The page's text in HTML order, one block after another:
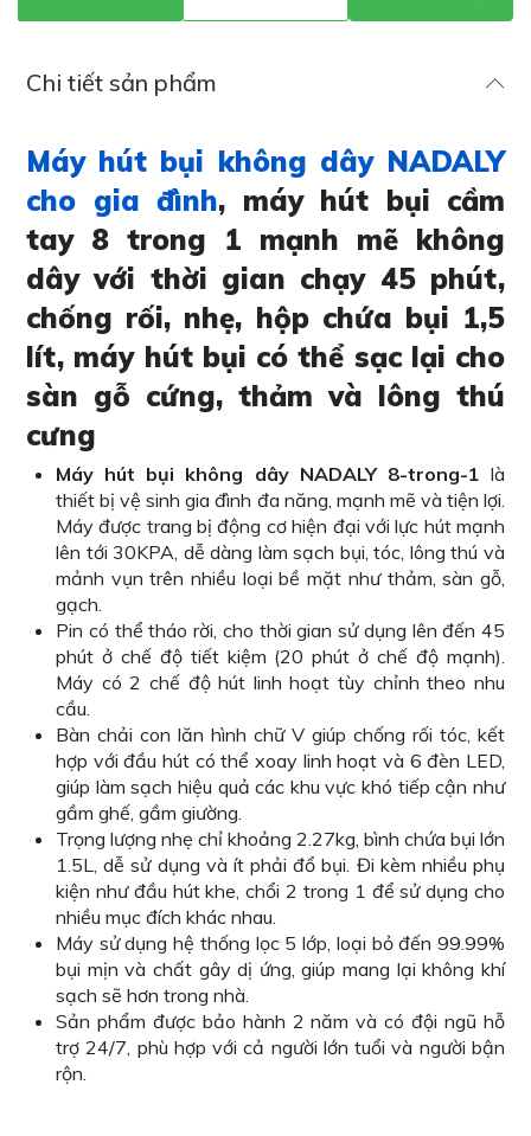
Chi tiết sản phẩm
Máy hút bụi không dây NADALY
cho gia đình, máy hút bụi cầm
tay 8 trong 1 mạnh mẽ không
dây với thời gian chạy 45 phút,
chống rối, nhẹ, hộp chứa bụi 1,5
lít, máy hút bụi có thể sạc lại cho
sàn gỗ cứng, thảm và lông thú
cưng
Máy hút bụi không dây NADALY 8-trong-1 là
thiết bị vệ sinh gia đình đa năng, mạnh mẽ và tiện lợi.
Máy được trang bị động cơ hiện đại với lực hút mạnh
lên tới 30KPA, dễ dàng làm sạch bụi, tóc, lông thú và
mảnh vụn trên nhiều loại bề mặt như thảm, sàn gỗ,
gạch.
Pin có thể tháo rời, cho thời gian sử dụng lên đến 45
phút ở chế độ tiết kiệm (20 phút ở chế độ mạnh).
Máy có 2 chế độ hút linh hoạt tùy chỉnh theo nhu
cầu.
Bàn chải con lăn hình chữ V giúp chống rối tóc, kết
hợp với đầu hút có thể xoay linh hoạt và 6 đèn LED,
giúp làm sạch hiệu quả các khu vực khó tiếp cận như
gầm ghế, gầm giường.
Trọng lượng nhẹ chỉ khoảng 2.27kg, bình chứa bụi lớn
1.5L, dễ sử dụng và ít phải đổ bụi. Đi kèm nhiều phụ
kiện như đầu hút khe, chổi 2 trong 1 để sử dụng cho
nhiều mục đích khác nhau.
Máy sử dụng hệ thống lọc 5 lớp, loại bỏ đến 99.99%
bụi mịn và chất gây dị ứng, giúp mang lại không khí
sạch sẽ hơn trong nhà.
Sản phẩm được bảo hành 2 năm và có đội ngũ hỗ
trợ 24/7, phù hợp với cả người lớn tuổi và người bận
rộn.